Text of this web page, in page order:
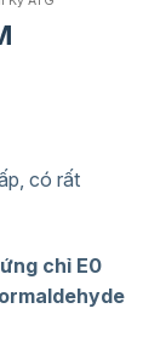
có rất
chỉ E0